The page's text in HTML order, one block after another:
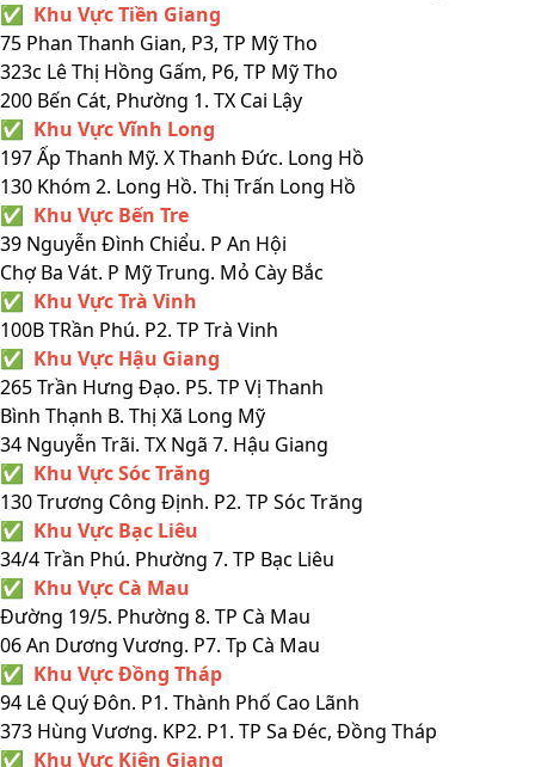
✅ Khu Vực Tiền Giang
75 Phan Thanh Gian, P3, TP Mỹ Tho
323c Lê Thị Hồng Gấm, P6, TP Mỹ Tho
200 Bến Cát, Phường 1. TX Cai Lậy
✅ Khu Vực Vĩnh Long
197 Ấp Thanh Mỹ. X Thanh Đức. Long Hồ
130 Khóm 2. Long Hồ. Thị Trấn Long Hồ
✅ Khu Vực Bến Tre
39 Nguyễn Đình Chiểu. P An Hội
Chợ Ba Vát. P Mỹ Trung. Mỏ Cày Bắc
✅ Khu Vực Trà Vinh
100B TRần Phú. P2. TP Trà Vinh
✅ Khu Vực Hậu Giang
265 Trần Hưng Đạo. P5. TP Vị Thanh
Bình Thạnh B. Thị Xã Long Mỹ
34 Nguyễn Trãi. TX Ngã 7. Hậu Giang
✅ Khu Vực Sóc Trăng
130 Trương Công Định. P2. TP Sóc Trăng
✅ Khu Vực Bạc Liêu
34/4 Trần Phú. Phường 7. TP Bạc Liêu
✅ Khu Vực Cà Mau
Đường 19/5. Phường 8. TP Cà Mau
06 An Dương Vương. P7. Tp Cà Mau
✅ Khu Vực Đồng Tháp
94 Lê Quý Đôn. P1. Thành Phố Cao Lãnh
373 Hùng Vương. KP2. P1. TP Sa Đéc, Đồng Tháp
✅ Khu Vực Kiên Giang